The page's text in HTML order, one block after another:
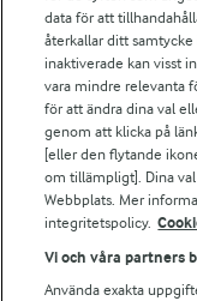
Arla.com
Falbygdens Ost
Arla webbshop
Bildbank
Följ oss
data för att
återkallar ditt
inaktiverade kan visst
vara mindre relevanta
för att ändra dina val
genom att klicka på
[eller den flytande
om tillämpligt]. Dina
Webbplats. Mer
integritetspolicy.
Vi och våra partners
Använda exakta